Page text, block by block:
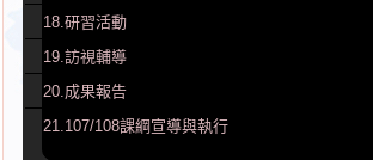
18.研習活動
19.訪視輔導
20.成果報告
21.107/108課綱宣導與執行